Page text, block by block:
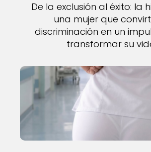
De la exclusión al éxito: la
una mujer que
discriminación en un
transformar su